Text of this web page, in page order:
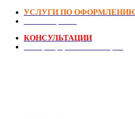
УСЛУГИ ПО
КОНСУЛЬТАЦИИ